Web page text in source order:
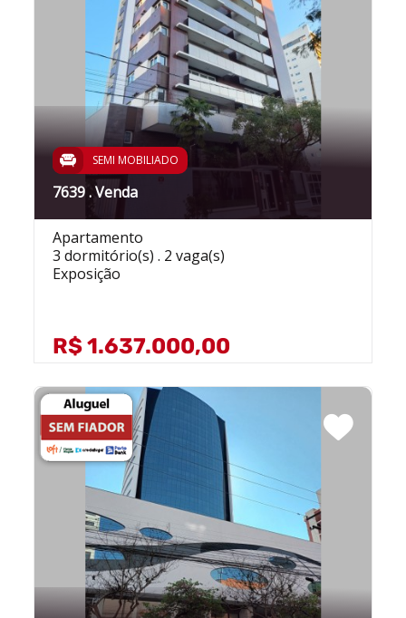
SEMI MOBILIADO
7639 . Venda
Apartamento
3 dormitório(s) . 2 vaga(s)
Exposição
R$ 1.637.000,00